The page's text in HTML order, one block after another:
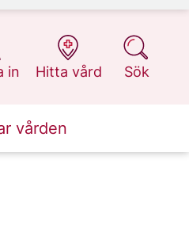
in
Hitta vård
på 1177.se
Sök
på 1177.se
vården